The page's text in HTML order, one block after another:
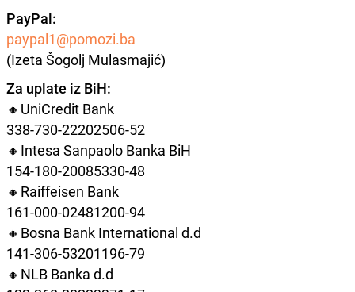
PayPal:
paypal1@pomozi.ba
(Izeta Šogolj Mulasmajić)
Za uplate iz BiH:
🔸UniCredit Bank
338-730-22202506-52
🔸Intesa Sanpaolo Banka BiH
154-180-20085330-48
🔸Raiffeisen Bank
161-000-02481200-94
🔸Bosna Bank International d.d
141-306-53201196-79
🔸NLB Banka d.d